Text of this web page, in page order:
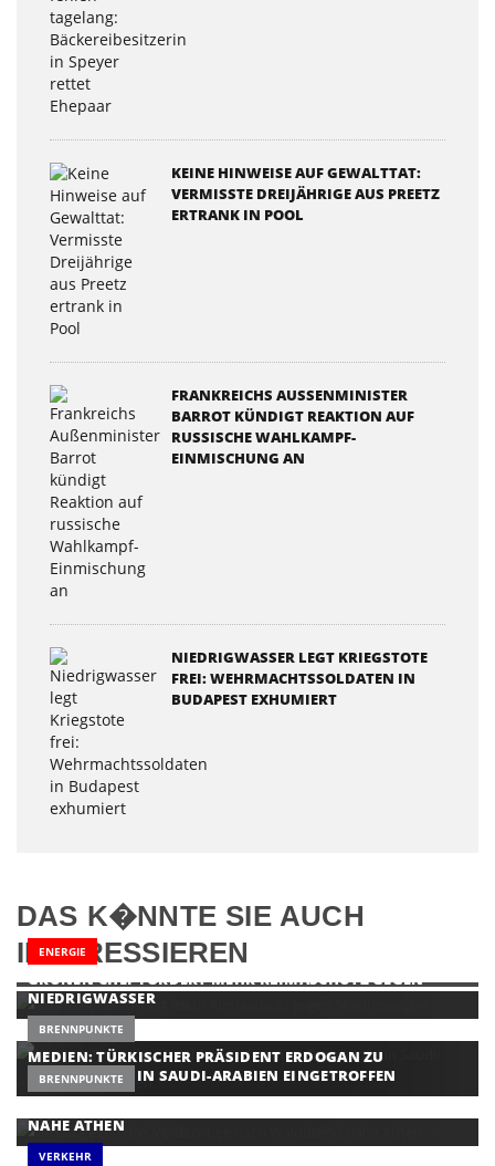
KEINE HINWEISE AUF GEWALTTAT:
VERMISSTE DREIJÄHRIGE AUS PREETZ
ERTRANK IN POOL
FRANKREICHS AUSSENMINISTER B
ARROT KÜNDIGT REAKTION AUF R
USSISCHE WAHLKAMPF-E
INMISCHUNG AN
NIEDRIGWASSER LEGT KRIEGSTOTE
FREI: WEHRMACHTSSOLDATEN IN
BUDAPEST EXHUMIERT
DAS K�NNTE SIE AUCH
INTERESSIEREN
ENERGIE
GRÜNEN-CHEF FORDERT MEHR KLIMASCHUTZ GEGEN
NIEDRIGWASSER
BRENNPUNKTE
MEDIEN: TÜRKISCHER PRÄSIDENT ERDOGAN ZU
DREIERGIPFEL IN SAUDI-ARABIEN EINGETROFFEN
BRENNPUNKTE
NAHE ATHEN
VERKEHR